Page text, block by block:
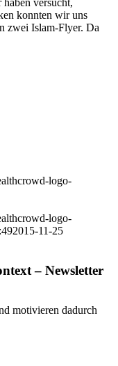
konnten wir uns
zwei Islam-Flyer. Da
logo-
logo-
2015-11-25
– Newsletter
motivieren dadurch